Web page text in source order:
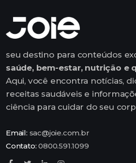
seu destino para conteúdos
saúde, bem-estar, nutrição e
Aqui, você encontra notícias,
receitas saudáveis e
ciência para cuidar do seu
Email: sac@joie.com.br
Contato:0800.591.1099